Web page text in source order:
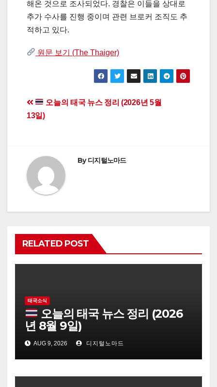
해온 것으로 조사되었다. 경찰은 이들을 상대로
추가 수사를 진행 중이며 관련 브로커 조직도 추
적하고 있다.
원문 보기 (The Thaiger)
Post
navigation
오늘의 태국 뉴스 정리 (2026년 5월
13일)
By디지털노마드
RELATED POST
태국소식
오늘의 태국 뉴스 정리 (2026
년 8월 9일)
AUG 9, 2026 디지털노마드